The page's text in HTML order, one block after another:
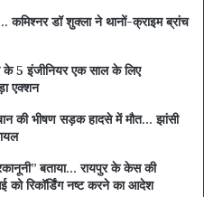
कमिश्नर डॉ शुक्ला ने थानों-क्राइम ब्रांच
के 5 इंजीनियर एक साल के लिए
एक्शन
की भीषण सड़क हादसे में मौत… झांसी
बताया… रायपुर के केस की
रिकॉर्डिंग नष्ट करने का आदेश